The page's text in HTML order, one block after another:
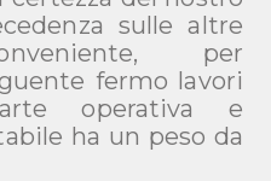
sulle altre
per
fermo lavori
operativa e
ha un peso da